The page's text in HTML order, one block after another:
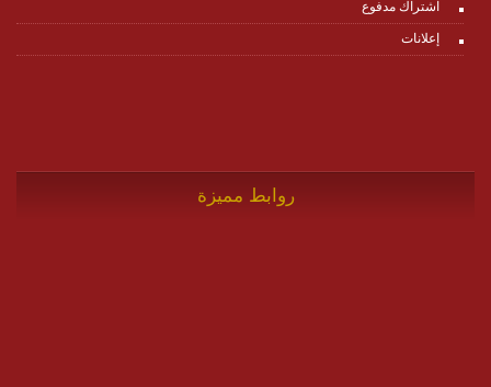
اشتراك مدفوع
إعلانات
روابط مميزة